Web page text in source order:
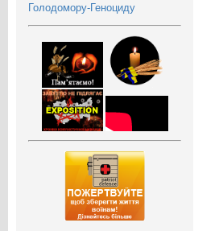
Голодомору-Геноциду